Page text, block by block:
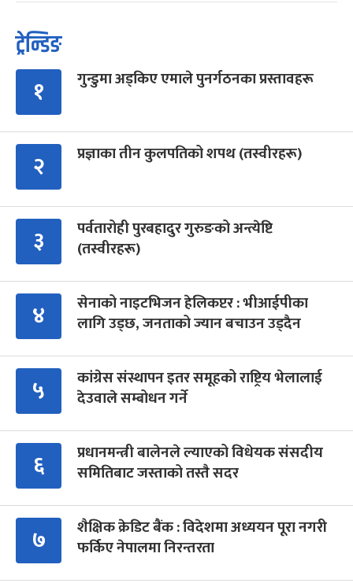
ट्रेन्डिङ
१ गुन्डुमा अड्किए एमाले पुनर्गठनका प्रस्तावहरू
२ प्रज्ञाका तीन कुलपतिको शपथ (तस्वीरहरू)
३
पर्वतारोही पुरबहादुर गुरुङको अन्त्येष्टि
(तस्वीरहरू)
४
सेनाको नाइटभिजन हेलिकप्टर : भीआईपीका
लागि उड्छ, जनताको ज्यान बचाउन उड्दैन
५
कांग्रेस संस्थापन इतर समूहको राष्ट्रिय भेलालाई
देउवाले सम्बोधन गर्ने
६
प्रधानमन्त्री बालेनले ल्याएको विधेयक संसदीय
समितिबाट जस्ताको तस्तै सदर
७
शैक्षिक क्रेडिट बैंक : विदेशमा अध्ययन पूरा नगरी
फर्किए नेपालमा निरन्तरता